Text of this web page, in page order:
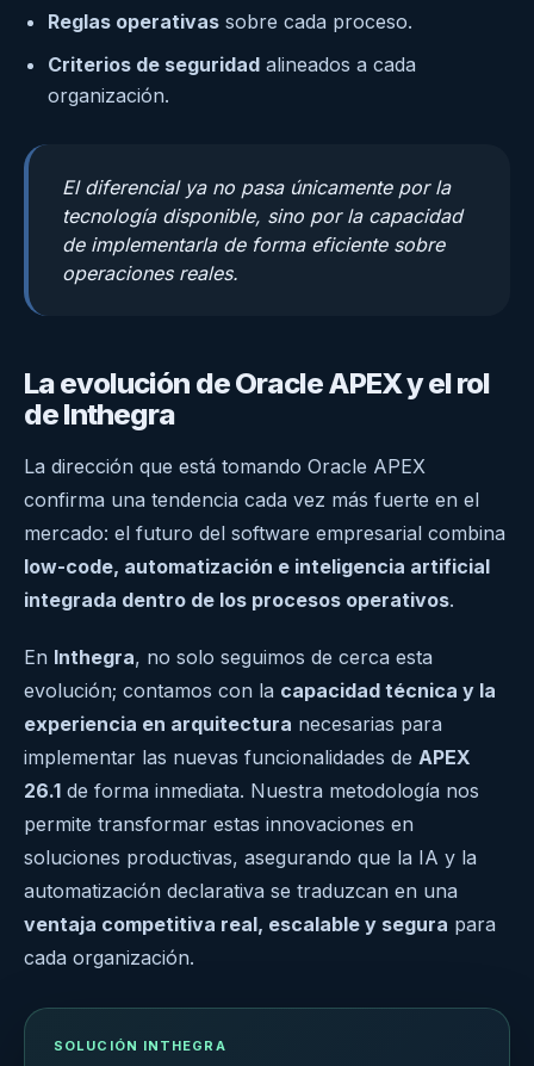
Reglas operativas sobre cada proceso.
Criterios de seguridad alineados a cada
organización.
El diferencial ya no pasa únicamente por la
tecnología disponible, sino por la capacidad
de implementarla de forma eficiente sobre
operaciones reales.
La evolución de Oracle APEX y el rol
de Inthegra
La dirección que está tomando Oracle APEX
confirma una tendencia cada vez más fuerte en el
mercado: el futuro del software empresarial combina
low-code, automatización e inteligencia artificial
integrada dentro de los procesos operativos.
En Inthegra, no solo seguimos de cerca esta
evolución; contamos con la capacidad técnica y la
experiencia en arquitectura necesarias para
implementar las nuevas funcionalidades de APEX
26.1 de forma inmediata. Nuestra metodología nos
permite transformar estas innovaciones en
soluciones productivas, asegurando que la IA y la
automatización declarativa se traduzcan en una
ventaja competitiva real, escalable y segura para
cada organización.
SOLUCIÓN INTHEGRA